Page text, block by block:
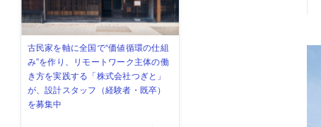
古民家を軸に全国で“価値循環の仕組
み”を作り、リモートワーク主体の働
き方を実践する「株式会社つぎと」
が、設計スタッフ（経験者・既卒）
を募集中
リノベる株式会社が、設計パートナ
ー (業務委託) を募集中
社会への影響力のある建築を手掛
け、スタッフ同士で助け合う環境づ
くりも行う「E.A.S.T.architects」
が、設計スタッフ（経験者・既卒・
2027年新卒）を募集中
代官山を拠点に活動する「梅澤竜也 /
ALA INC.」が、設計スタッフ・アル
バイト・事務職を募集中
住宅や共同住宅などを手掛け、“合理
的でシンプルなデザイン”を志向する
「PANDA：山本浩三建築設計事務
所」が、設計スタッフ（経験者・既
卒・2027年新卒）を募集中